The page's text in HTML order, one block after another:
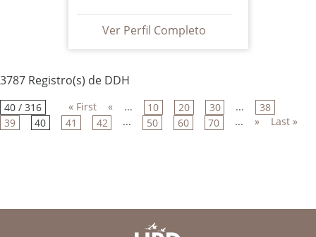
Ver Perfil Completo
3787 Registro(s) de DDH
40 / 316 « First « ... 10 20 30 ...
38
39
40 41 42 ... 50 60 70 ... » Last »